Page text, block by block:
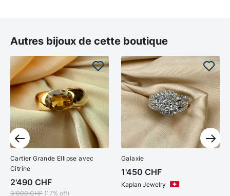
Autres bijoux de cette boutique
Cartier Grande Ellipse avec
Citrine
2'490 CHF
3'000 CHF (17% off)
Galaxie
1'450 CHF
Kaplan Jewelry